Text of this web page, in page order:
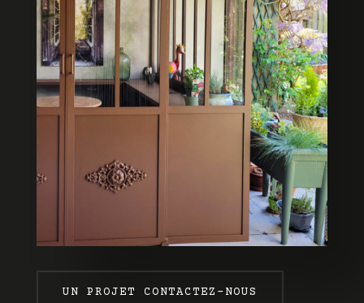
UN PROJET CONTACTEZ-NOUS